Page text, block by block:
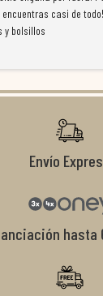
casi de
y bolsillos
Envío
hasta